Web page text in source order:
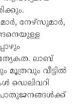
നേഴ്‌സുമാർ,
ലാബ്
വീട്ടിൽ
ഡെലിവറി